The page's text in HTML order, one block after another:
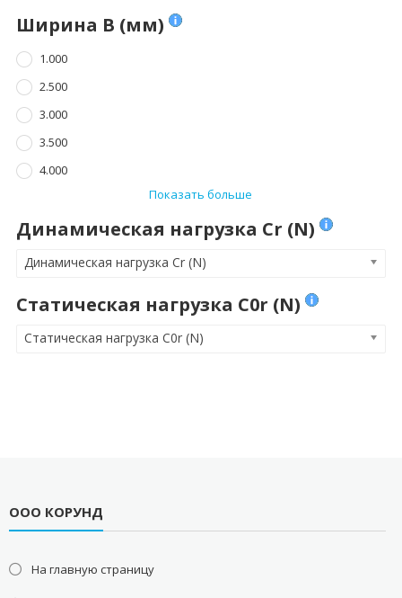
Ширина B (мм)
1.000
2.500
3.000
3.500
4.000
Показать больше
Динамическая нагрузка Cr (N)
Динамическая нагрузка Cr (N)
Статическая нагрузка C0r (N)
Статическая нагрузка C0r (N)
ООО КОРУНД
На главную страницу